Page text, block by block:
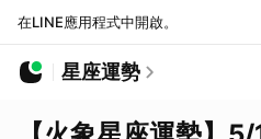
在LINE應用程式中開啟。
星座運勢